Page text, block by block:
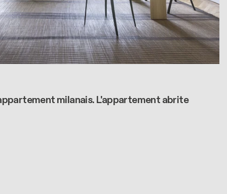
milanais. L'appartement abrite